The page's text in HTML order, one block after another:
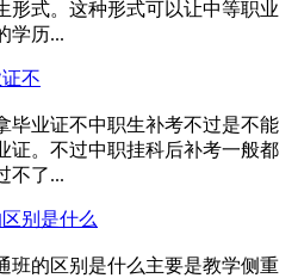
形式。这种形式可以让中等职业
学历...
不
毕业证不中职生补考不过是不能
证。不过中职挂科后补考一般都
不了...
别是什么
班的区别是什么主要是教学侧重